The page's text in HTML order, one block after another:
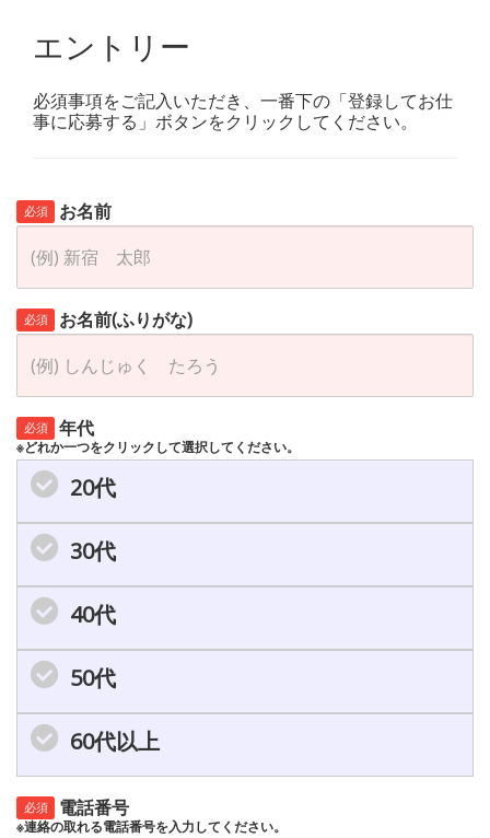
エントリー
必須事項をご記入いただき、一番下の「登録してお仕
事に応募する」ボタンをクリックしてください。
必須 お名前
必須 お名前(ふりがな)
必須 年代
※どれか一つをクリックして選択してください。
20代
30代
40代
50代
60代以上
必須 電話番号
※連絡の取れる電話番号を入力してください。